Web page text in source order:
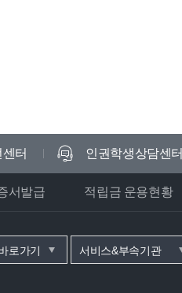
터 인권학생상담센터
서발급 적립금 운용현황
로가기 서비스&부속기관